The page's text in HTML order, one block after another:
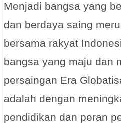
Menjadi bangsa yang
dan berdaya saing
bersama rakyat
bangsa yang maju dan
persaingan Era
adalah dengan
pendidikan dan peran